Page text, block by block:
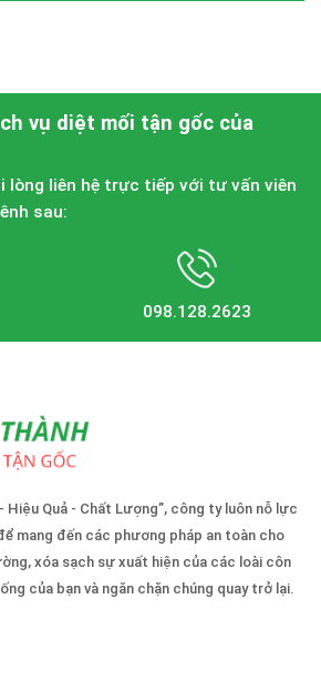
vụ diệt mối tận gốc của
lòng liên hệ trực tiếp với tư vấn viên
sau:
098.128.2623
Hiệu Quả - Chất Lượng”, công ty luôn nỗ lực
mang đến các phương pháp an toàn cho
xóa sạch sự xuất hiện của các loài côn
của bạn và ngăn chặn chúng quay trở lại.